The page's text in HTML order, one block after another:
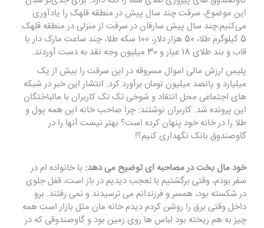
این موضوع، سرقت چند سال پیش در منطقه قلهک را یادآوری
می‌کنیم.چند سال پیش سارقان در سرقت از منزلی در منطقه قلهک
5 کیلوگرم طلا، 50 هزار دلار، 100 سکه طلا، چند ساعت مارک دار با
قاب و بند طلای 18 عیار و 30 میلیون وجه نقد به دست آوردند.
پلیس ارزش مالی اموال مسروقه در این سرقت را بیش از یک
میلیارد و پانصد میلیون تومان برآورد کرد. انتشار این خبر در شبکه
های اجتماعی محل انتقاد و شوخی تک تک کاربران با مالباختگان
این پرونده شد. کاربران نوشتند: چرا صاحب خانه این همه پول و
طلا را در خانه خود پنهان کرده است؟ بهتر نیست آنها را در
گاوصندوق بانک نگهداری کنیم؟!
خود مال بخت در مصاحبه ای توضیح می دهد: با خانواده ام در
سفر بودم، وقتی برگشتیم با تعجب دیدیم در باز است، قفل جلوی
در شکسته بود، همسر و فرزندانم می ترسیدند و نمی رفتند. برو
داخل وقتی برق را روشن کردم دیدم خانه مان مثل بازار است همه
چیز به هم ریخته بود لباس ها روی زمین بود و گاوصندوقی که در